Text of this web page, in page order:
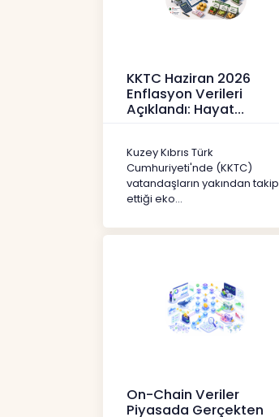
KKTC Haziran 2026
Enflasyon Verileri
Açıklandı: Hayat
Haberler
Kuzey Kıbrıs Türk
Cumhuriyeti'nde (KKTC)
vatandaşların yakından takip
ettiği eko...
On-Chain Veriler
Piyasada Gerçekten